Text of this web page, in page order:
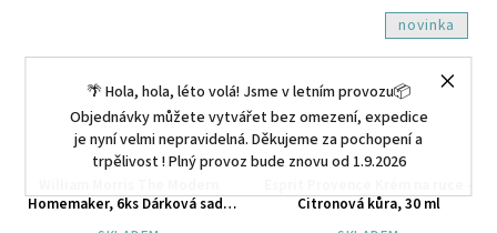
🌴 Hola, hola, léto volá! Jsme v letním provozu📦
Objednávky můžete vytvářet bez omezení, expedice
je nyní velmi nepravidelná. Děkujeme za pochopení a
trpělivost ! Plný provoz bude znovu od 1.9.2026
Homemaker, 6ks Dárková sada
novinka
Citronová kůra, 30 ml